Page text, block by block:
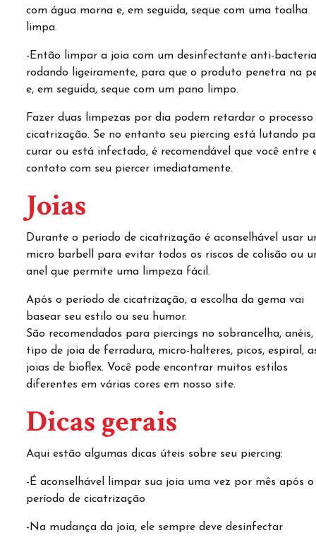
com água morna e, em seguida, seque com uma toalha
limpa.
-Então limpar a joia com um desinfectante anti-
rodando ligeiramente, para que o produto penetra na
e, em seguida, seque com um pano limpo.
Fazer duas limpezas por dia podem retardar o processo
cicatrização. Se no entanto seu piercing está lutando
curar ou está infectado, é recomendável que você entre
contato com seu piercer imediatamente.
Joias
Durante o período de cicatrização é aconselhável usar
micro barbell para evitar todos os riscos de colisão ou
anel que permite uma limpeza fácil.
Após o período de cicatrização, a escolha da gema vai
basear seu estilo ou seu humor.
São recomendados para piercings no sobrancelha, anéis,
tipo de joia de ferradura, micro-halteres, picos, espiral,
joias de bioflex. Você pode encontrar muitos estilos
diferentes em várias cores em nosso site.
Dicas gerais
Aqui estão algumas dicas úteis sobre seu piercing:
-É aconselhável limpar sua joia uma vez por mês após o
período de cicatrização
-Na mudança da joia, ele sempre deve desinfectar